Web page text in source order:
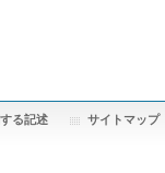
る記述 サイトマップ